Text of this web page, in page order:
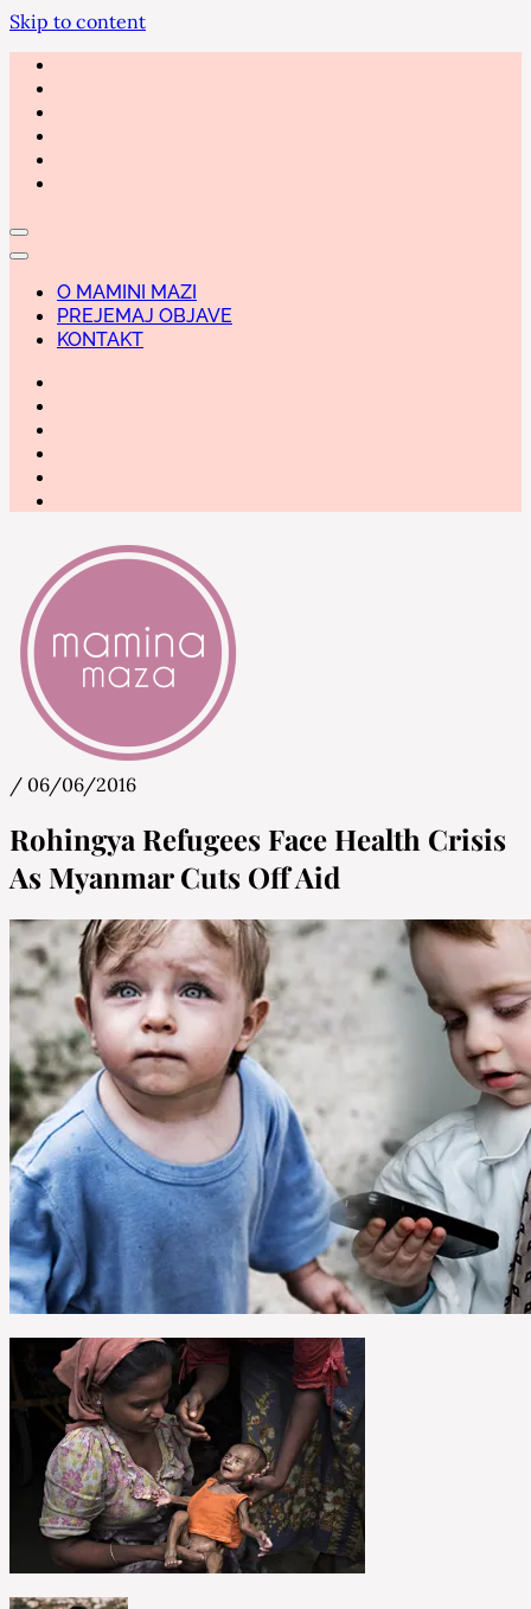
Skip to content
O MAMINI MAZI
PREJEMAJ OBJAVE
KONTAKT
Mamina Maza
/ 06/06/2016
Rohingya Refugees Face Health Crisis
As Myanmar Cuts Off Aid